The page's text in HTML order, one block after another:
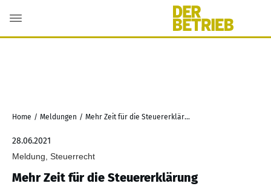
Home / Meldungen / Mehr Zeit für die Steuererklärung
28.06.2021
Meldung, Steuerrecht
Mehr Zeit für die Steuererklärung